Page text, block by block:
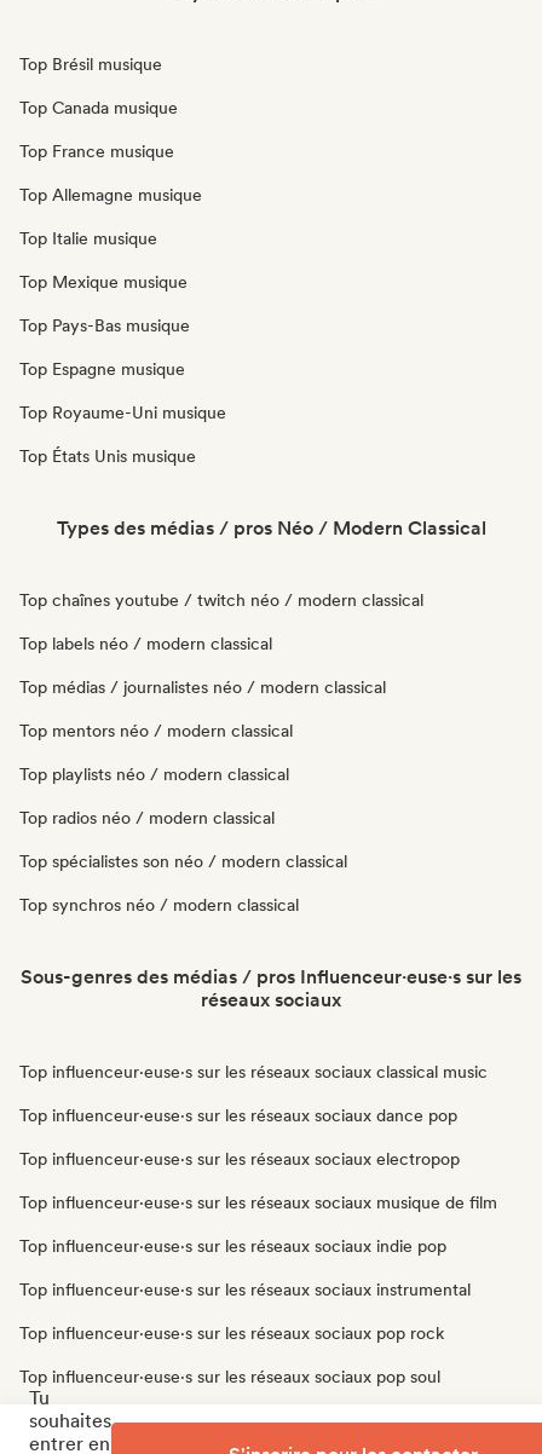
Top Brésil musique
Top Canada musique
Top France musique
Top Allemagne musique
Top Italie musique
Top Mexique musique
Top Pays-Bas musique
Top Espagne musique
Top Royaume-Uni musique
Top États Unis musique
Types des médias / pros Néo / Modern Classical
Top chaînes youtube / twitch néo / modern classical
Top labels néo / modern classical
Top médias / journalistes néo / modern classical
Top mentors néo / modern classical
Top playlists néo / modern classical
Top radios néo / modern classical
Top spécialistes son néo / modern classical
Top synchros néo / modern classical
Sous-genres des médias / pros Influenceur·euse·s sur les
réseaux sociaux
Top influenceur·euse·s sur les réseaux sociaux classical music
Top influenceur·euse·s sur les réseaux sociaux dance pop
Top influenceur·euse·s sur les réseaux sociaux electropop
Top influenceur·euse·s sur les réseaux sociaux musique de film
Top influenceur·euse·s sur les réseaux sociaux indie pop
Top influenceur·euse·s sur les réseaux sociaux instrumental
Top influenceur·euse·s sur les réseaux sociaux pop rock
Top influenceur·euse·s sur les réseaux sociaux pop soul
Top influenceur·euse·s sur les réseaux sociaux progressive pop
Tu
souhaites
entrer en